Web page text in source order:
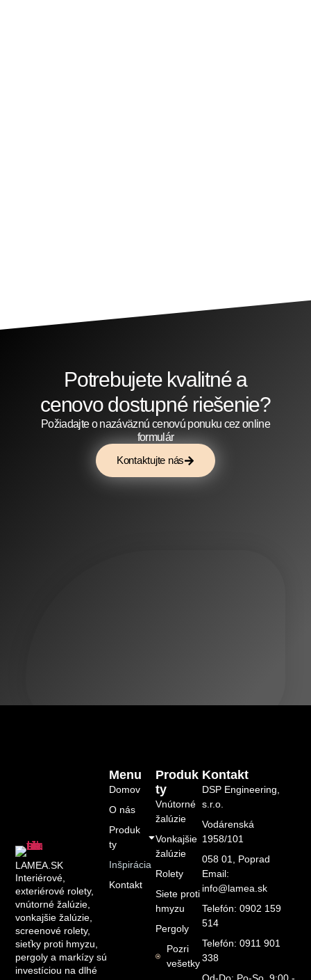
Potrebujete kvalitné a
cenovo dostupné riešenie?
Požiadajte o nazáväznú cenovú ponuku cez online
formulár
Kontaktujte nás
LAMEA.SK
Interiérové,
exteriérové rolety,
vnútorné žalúzie,
vonkajšie žalúzie,
screenové rolety,
sieťky proti hmyzu,
pergoly a markízy sú
investíciou na dlhé
Produk
Ty
Vnútorné
žalúzie
Vonkajšie
žalúzie
Rolety
Siete proti
hmyzu
Pergoly
Pozri
vešetky
Menu
Domov
O nás
Produk
ty
Inšpirácia
Kontakt
Kontakt
DSP Engineering,
s.r.o.
Vodárenská
1958/101
058 01, Poprad
Email:
info@lamea.sk
Telefón: 0902 159
514
Telefón: 0911 901
338